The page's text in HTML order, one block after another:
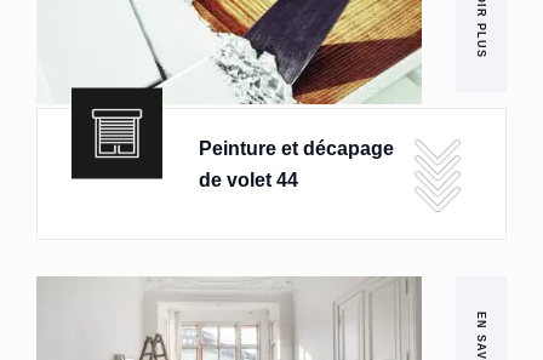
Peinture et décapage
de volet 44